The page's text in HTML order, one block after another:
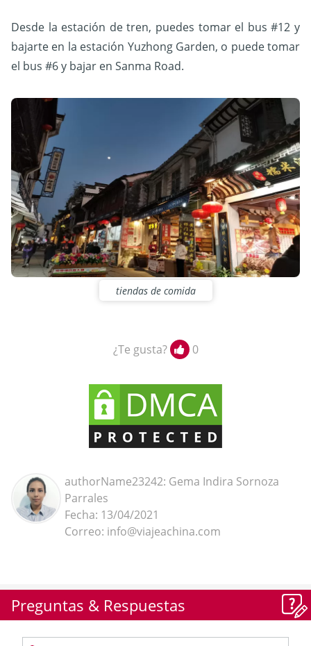
Desde la estación de tren, puedes tomar el bus #12 y
bajarte en la estación Yuzhong Garden, o puede tomar
el bus #6 y bajar en Sanma Road.
tiendas de comida
authorName23242: Gema Indira Sornoza
Parrales
Fecha: 13/04/2021
Correo: info@viajeachina.com
¿Te gusta? 0
Preguntas & Respuestas